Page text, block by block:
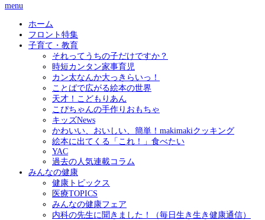
menu
ホーム
フロント特集
子育て・教育
それってうちの子だけですか？
時短カンタン家事育児
カン太なんか大っきらいっ！
ことばで広がる絵本の世界
天才！こどもりあん
こぴちゃんの手作りおもちゃ
キッズNews
かわいい、おいしい、簡単！makimakiクッキング
絵本に出てくる「これ！」食べたい
YAC
過去の人気連載コラム
みんなの健康
健康トピックス
医療TOPICS
みんなの健康フェア
内科の先生に聞きました！（毎日生き生き健康通信）